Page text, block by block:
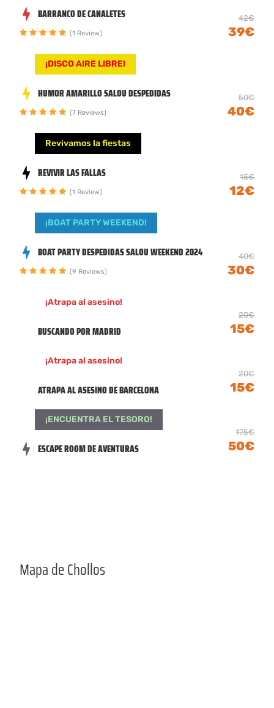
BARRANCO DE CANALETES 42€
39€
(1 Review)
¡DISCO AIRE LIBRE!
HUMOR AMARILLO SALOU DESPEDIDAS 50€
40€
(7 Reviews)
Revivamos la fiestas
REVIVIR LAS FALLAS 15€
12€
(1 Review)
¡BOAT PARTY WEEKEND!
BOAT PARTY DESPEDIDAS SALOU WEEKEND 2024 40€
30€
(9 Reviews)
¡Atrapa al asesino!
BUSCANDO POR MADRID
20€
15€
¡Atrapa al asesino!
ATRAPA AL ASESINO DE BARCELONA
20€
15€
¡ENCUENTRA EL TESORO!
ESCAPE ROOM DE AVENTURAS
175€
50€
Mapa de Chollos